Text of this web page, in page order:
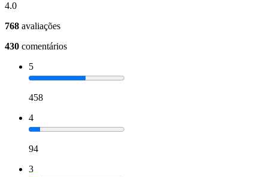
4.0
768 avaliações
430 comentários
5
458
4
94
3